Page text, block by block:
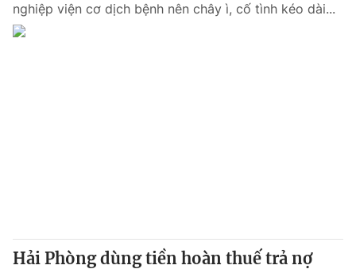
Photo Infographic
VTV4 Vươn mình bằng AI
nghiệp viện cơ dịch bệnh nên chây ì, cố tình kéo dài...
Hải Phòng dùng tiền hoàn thuế trả nợ